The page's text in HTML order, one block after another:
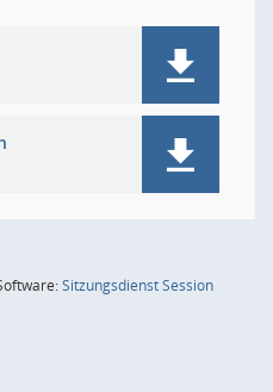
SitzungsdienstSession(Wird in